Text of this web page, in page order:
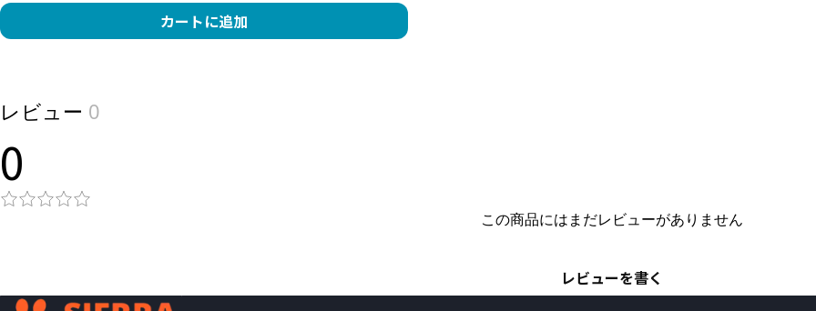
カートに追加
レビュー 0
0
この商品にはまだレビューがありません
レビューを書く